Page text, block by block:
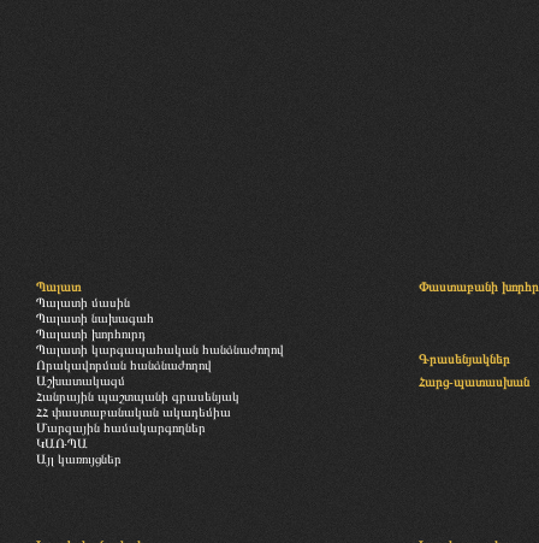
Պալատ
Պալատի մասին
Պալատի նախագահ
Պալատի խորհուրդ
Պալատի կարգապահական հանձնաժողով
Որակավորման հանձնաժողով
Աշխատակազմ
Հանրային պաշտպանի գրասենյակ
ՀՀ փաստաբանական ակադեմիա
Մարզային համակարգողներ
ԿԱՌՊԱ
Այլ կառույցներ
Փաստաբանի
Գրասենյակներ
Հարց-պատասխան